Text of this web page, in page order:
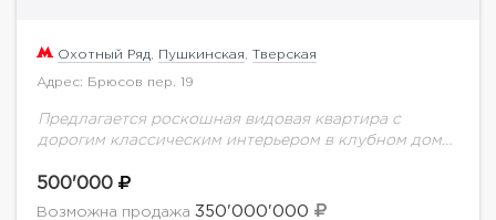
Охотный Ряд Пушкинская Тверская
Адрес: Брюсов пер. 19
Предлагается роскошная видовая квартира с
дорогим классическим интерьером в клубном доме
укомплектована эксклюзивной мебелью из ценных
пород дерева и бытовой техникой премиум...
500'000
Возможна продажа 350'000'000